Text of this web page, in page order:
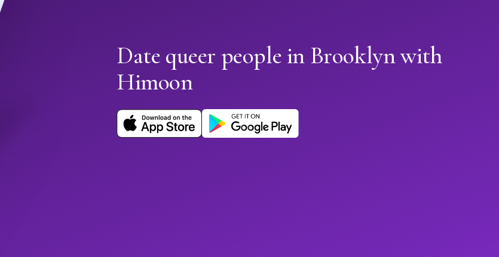
Date queer people in Brooklyn with
Himoon